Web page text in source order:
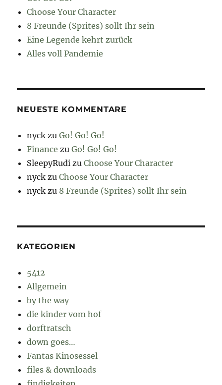
Choose Your Character
8 Freunde (Sprites) sollt Ihr sein
Eine Legende kehrt zurück
Alles voll Pandemie
NEUESTE KOMMENTARE
nyck zuGo! Go! Go!
Finance zuGo! Go! Go!
SleepyRudi zuChoose Your Character
nyck zuChoose Your Character
nyck zu 8 Freunde (Sprites) sollt Ihr sein
KATEGORIEN
5412
Allgemein
by the way
die kinder vom hof
dorftratsch
down goes…
Fantas Kinosessel
files & downloads